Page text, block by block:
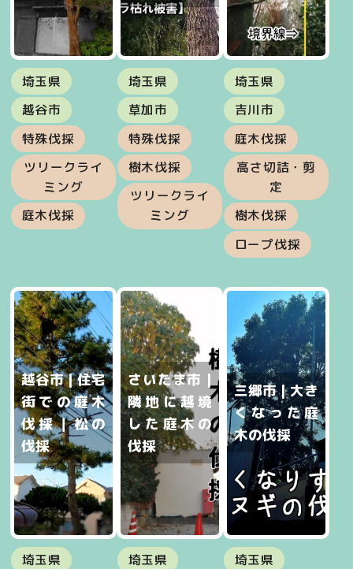
埼玉県
越谷市
特殊伐採
ツリークライ
ミング
庭木伐採
埼玉県
草加市
特殊伐採
樹木伐採
ツリークライ
ミング
埼玉県
吉川市
庭木伐採
高さ切詰・剪
定
樹木伐採
ロープ伐採
越谷市 | 住宅
街での庭木
伐採｜松の
伐採
埼玉県
さいたま市 |
隣地に越境
した庭木の
伐採
埼玉県
三郷市 | 大き
くなった庭
木の伐採
埼玉県